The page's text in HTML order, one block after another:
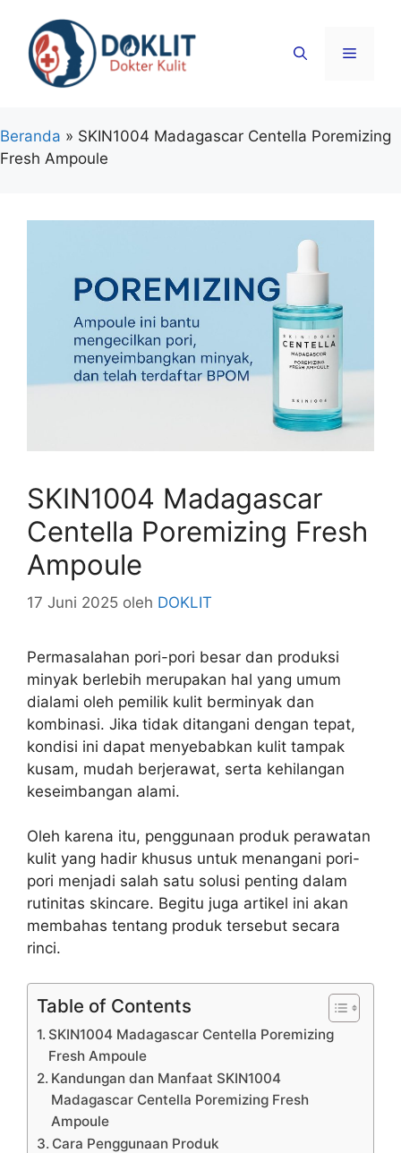
Menu
Beranda » SKIN1004 Madagascar Centella Poremizing
Fresh Ampoule
SKIN1004 Madagascar
Centella Poremizing Fresh
Ampoule
17 Juni 2025 oleh DOKLIT
Permasalahan pori-pori besar dan produksi
minyak berlebih merupakan hal yang umum
dialami oleh pemilik kulit berminyak dan
kombinasi. Jika tidak ditangani dengan tepat,
kondisi ini dapat menyebabkan kulit tampak
kusam, mudah berjerawat, serta kehilangan
keseimbangan alami.
Oleh karena itu, penggunaan produk perawatan
kulit yang hadir khusus untuk menangani pori-
pori menjadi salah satu solusi penting dalam
rutinitas skincare. Begitu juga artikel ini akan
membahas tentang produk tersebut secara
rinci.
Table of Contents
SKIN1004 Madagascar Centella Poremizing
Fresh Ampoule
Kandungan dan Manfaat SKIN1004
Madagascar Centella Poremizing Fresh
Ampoule
Cara Penggunaan Produk